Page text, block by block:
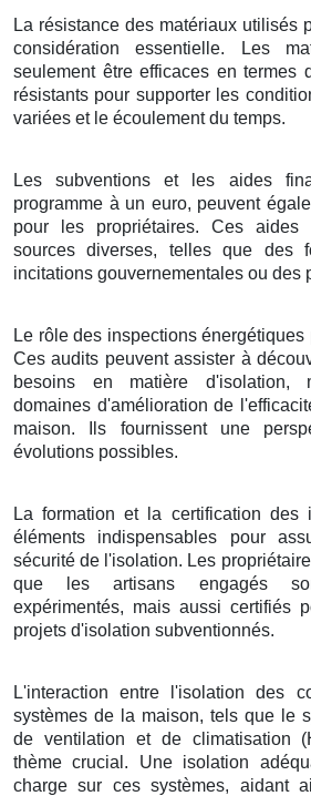
La résistance des matériaux utilisés
considération essentielle. Les
seulement être efficaces en termes
résistants pour supporter les
variées et le écoulement du temps.
Les subventions et les aides
programme à un euro, peuvent
pour les propriétaires. Ces aides
sources diverses, telles que des
incitations gouvernementales ou des
Le rôle des inspections
Ces audits peuvent assister à
besoins en matière d'isolation,
domaines d'amélioration de
maison. Ils fournissent une
évolutions possibles.
La formation et la certification des
éléments indispensables pour
sécurité de l'isolation. Les
que les artisans engagés
expérimentés, mais aussi certifiés
projets d'isolation subventionnés.
L'interaction entre l'isolation des
systèmes de la maison, tels que le
de ventilation et de climatisation
thème crucial. Une isolation
charge sur ces systèmes, aidant